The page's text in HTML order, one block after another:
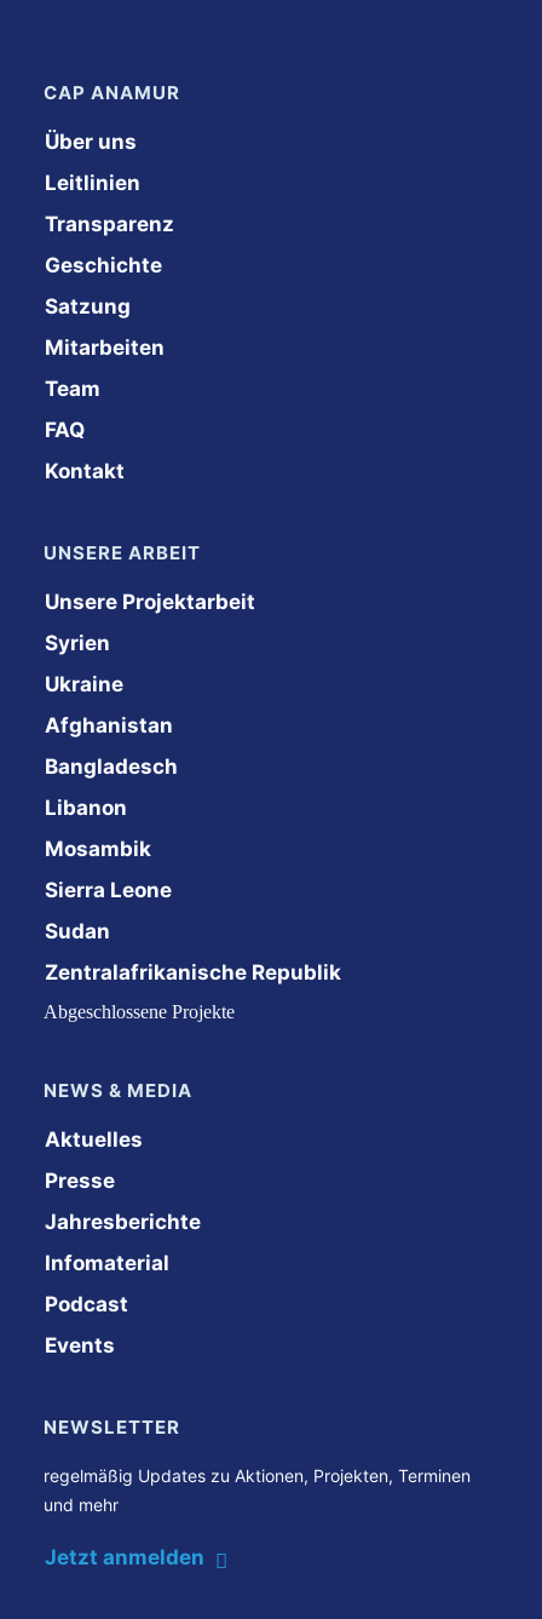
CAP ANAMUR
Über uns
Leitlinien
Transparenz
Geschichte
Satzung
Mitarbeiten
Team
FAQ
Kontakt
UNSERE ARBEIT
Unsere Projektarbeit
Syrien
Ukraine
Afghanistan
Bangladesch
Libanon
Mosambik
Sierra Leone
Sudan
Zentralafrikanische Republik
Abgeschlossene Projekte
NEWS & MEDIA
Aktuelles
Presse
Jahresberichte
Infomaterial
Podcast
Events
NEWSLETTER
regelmäßig Updates zu Aktionen, Projekten, Terminen
und mehr
Jetzt anmelden